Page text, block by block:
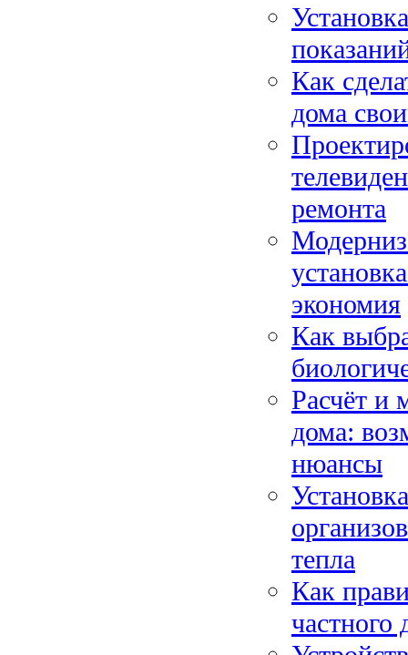
Как
дома
ремонта
экономия
Как
Расчёт и
дома:
нюансы
тепла
Как
частного